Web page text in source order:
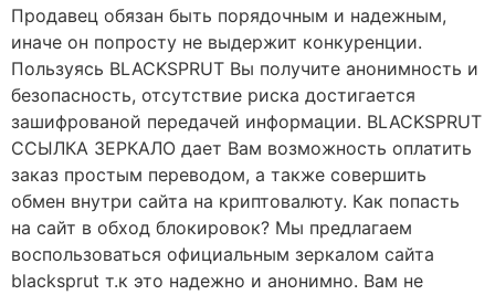
Продавец обязан быть порядочным и надежным,
иначе он попросту не выдержит конкуренции.
Пользуясь BLACKSPRUT Вы получите анонимность и
безопасность, отсутствие риска достигается
зашифрованой передачей информации. BLACKSPRUT
ССЫЛКА ЗЕРКАЛО дает Вам возможность оплатить
заказ простым переводом, а также совершить
обмен внутри сайта на криптовалюту. Как попасть
на сайт в обход блокировок? Мы предлагаем
воспользоваться официальным зеркалом сайта
blacksprut т.к это надежно и анонимно. Вам не